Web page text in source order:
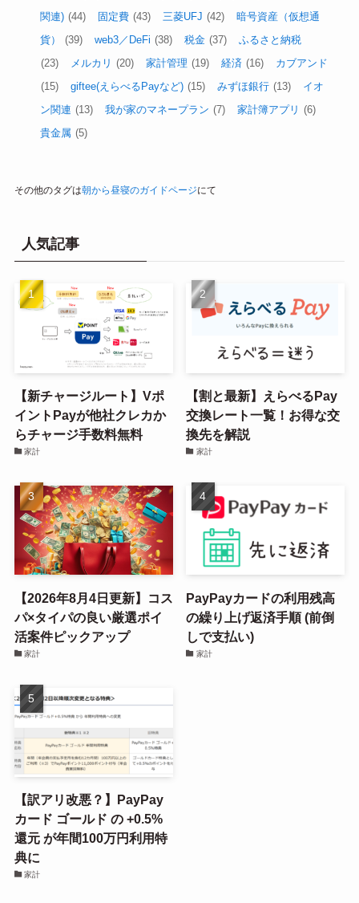
関連) (44) 固定費 (43) 三菱UFJ (42)
暗号資産（仮想通
貨）
(39) web3／DeFi (38) 税金 (37)
ふるさと納税
(23)
メルカリ (20) 家計管理 (19) 経済 (16)
カブアンド
(15)
giftee(えらべるPayなど) (15) みずほ銀行 (13)
イオ
ン関連 (13) 我が家のマネープラン (7) 家計簿アプリ (6)
貴金属 (5)
その他のタグは朝から昼寝のガイドページにて
人気記事
【新チャージルート】Vポ
イントPayが他社クレカか
らチャージ手数料無料
家計
【割と最新】えらべるPay
交換レート一覧！お得な交
換先を解説
家計
【2026年8月4日更新】コス
パ×タイパの良い厳選ポイ
活案件ピックアップ
家計
PayPayカードの利用残高
の繰り上げ返済手順 (前倒
しで支払い)
家計
【訳アリ改悪？】PayPay
カード ゴールド の +0.5%
還元 が年間100万円利用特
典に
家計